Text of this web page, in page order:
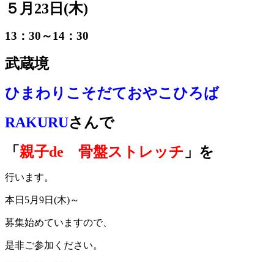
５月23日(木)
13：30～14：30
武蔵境
ひまわりこそだておやこひろば
RAKURUさんで
「 親子de 骨盤ストレッチ 」を
行います。
本日5月9日(木)～
募集始めていますので、
是非ご参加ください。